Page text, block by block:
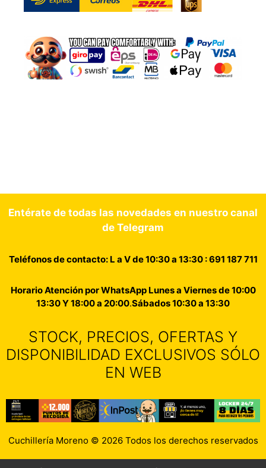
Entérate de todas las novedades en nuestro canal
de Telegram
Teléfonos de contacto: L a V de 10:30 a 13:30 : 691 187 711
Horario Atención por WhatsApp Lunes a Viernes de 10:00
13:30 Y 18:00 a 20:00.Sábados 10:30 a 13:30
STOCK, PRECIOS, OFERTAS Y
DISPONIBILIDAD EXCLUSIVOS SÓLO
EN WEB
Cuchillería Moreno © 2026 Todos los derechos reservados